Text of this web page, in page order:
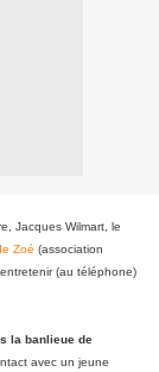
Jacques Wilmart, le
Zoé (association
(au téléphone)
la banlieue de
avec un jeune